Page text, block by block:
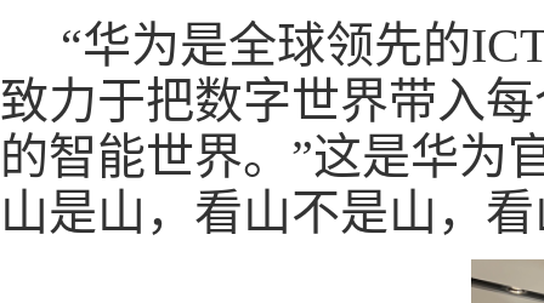
“华为是全球领先的
致力于把数字世界带入
的智能世界。”这是华为
山是山，看山不是山，